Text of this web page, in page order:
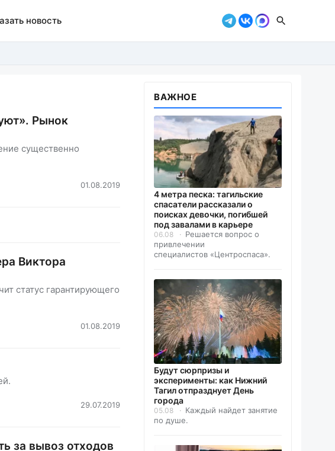
новость
Рынок
существенно
01.08.2019
Виктора
статус гарантирующего
01.08.2019
29.07.2019
за вывоз отходов
ВАЖНОЕ
4 метра песка: тагильские
спасатели рассказали о
поисках девочки, погибшей
под завалами в карьере
06.08
Решается вопрос о
привлечении
специалистов «Центроспаса».
Будут сюрпризы и
эксперименты: как Нижний
Тагил отпразднует День
города
05.08
Каждый найдет занятие
по душе.